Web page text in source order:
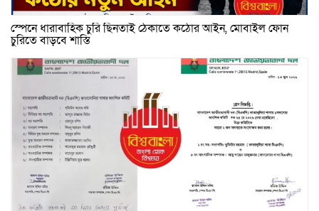
স্পেনে ধারাবাহিক চুরি ছিনতাই ঠেকাতে কঠোর আইন, মোবাইল ফোন
চুরিতে বাড়বে শাস্তি